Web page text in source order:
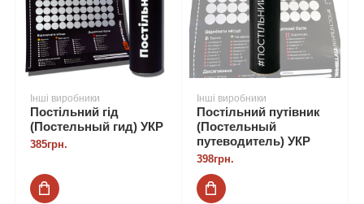
Інші виробники
Постільний гід
(Постельный гид) УКР
385грн.
Інші виробники
Постільний путівник
(Постельный
путеводитель) УКР
398грн.